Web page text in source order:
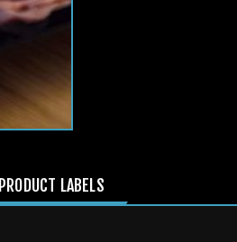
PRODUCT LABELS